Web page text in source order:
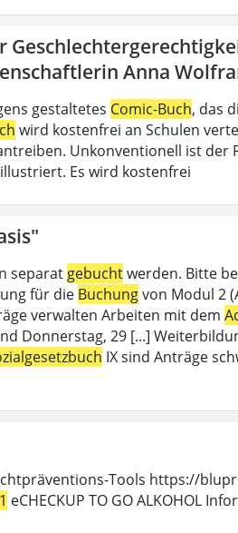
Anna
gestaltetes Comic-Buch, das
wird kostenfrei an Schulen
Unkonventionell ist der
Es wird kostenfrei
separat gebuchtwerden. Bitte
für die Buchungvon Modul 2
verwalten Arbeiten mit dem
Donnerstag, 29 [...]
IX sind Anträge
Tools https://
eCHECKUP TO GO ALKOHOL